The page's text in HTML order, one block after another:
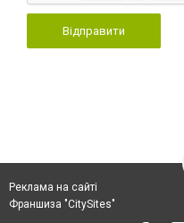
Відправити
Реклама на сайті
Франшиза "CitySites"